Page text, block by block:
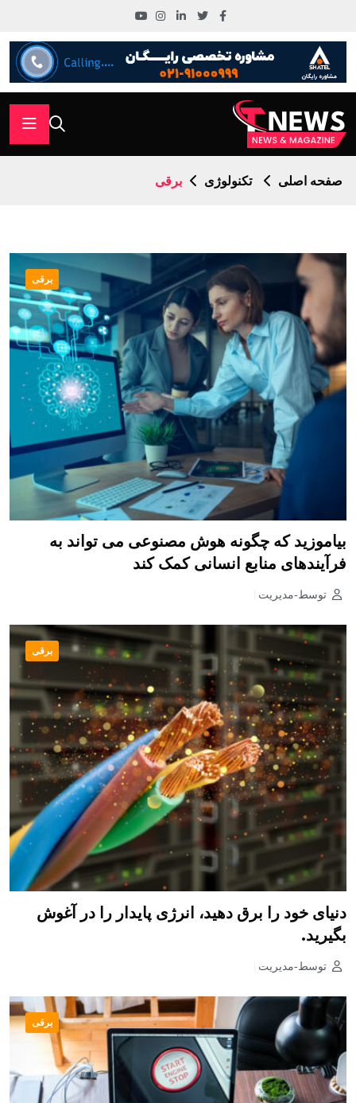
صفحه اصلی تکنولوژی برقی
برقی
بیاموزید که چگونه هوش مصنوعی می تواند به
فرآیندهای منابع انسانی کمک کند
توسط-مدیریت
برقی
دنیای خود را برق دهید، انرژی پایدار را در آغوش
بگیرید.
توسط-مدیریت
برقی